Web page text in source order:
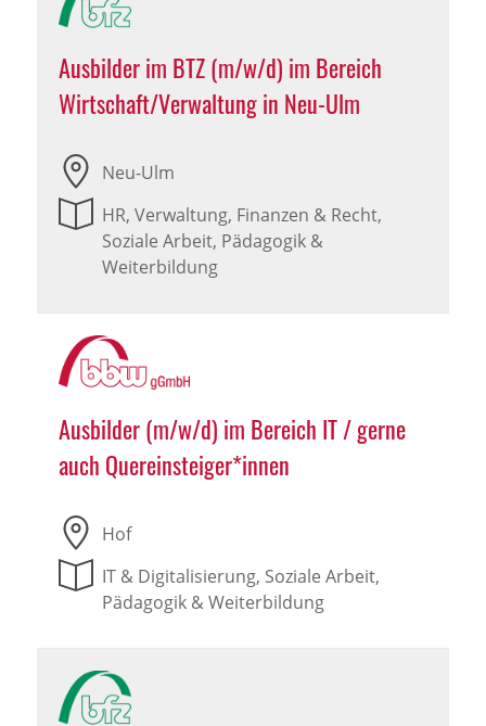
Ausbilder im BTZ (m/w/d) im Bereich
Wirtschaft/Verwaltung in Neu-Ulm
Neu-Ulm
HR, Verwaltung, Finanzen & Recht,
Soziale Arbeit, Pädagogik &
Weiterbildung
Ausbilder (m/w/d) im Bereich IT / gerne
auch Quereinsteiger*innen
Hof
IT & Digitalisierung, Soziale Arbeit,
Pädagogik & Weiterbildung